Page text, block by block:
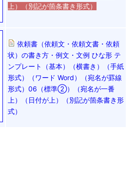
上）（別記が箇条書き形式）
依頼書（依頼文・依頼文書・依頼
状）の書き方・例文・文例 ひな形 テ
ンプレート（基本）（横書き）（手紙
形式）（ワード Word）（宛名が罫線
形式）06（標準②）（宛名が一番
上）（日付が上）（別記が箇条書き形
式）